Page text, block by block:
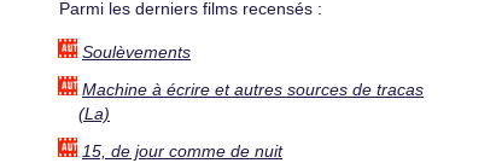
Parmi les derniers films recensés :
Soulèvements
Machine à écrire et autres sources de tracas
(La)
15, de jour comme de nuit